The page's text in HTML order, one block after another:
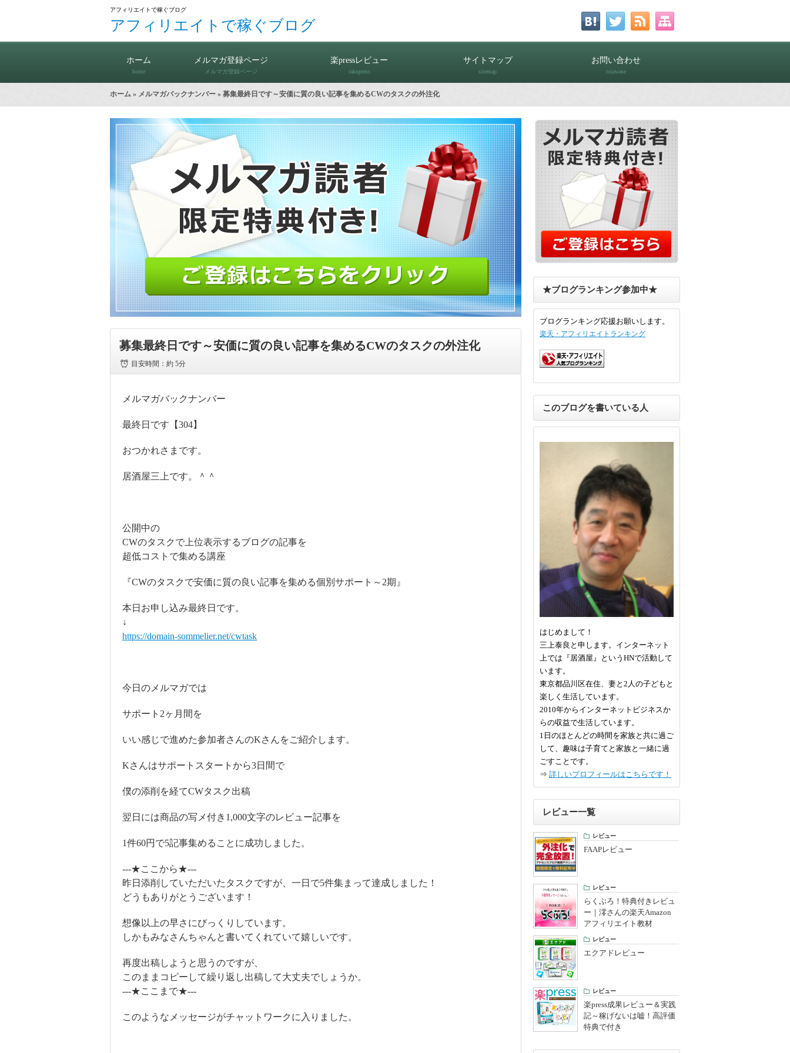
アフィリエイトで稼ぐブログ
アフィリエイトで稼ぐブログ
ホーム
home
メルマガ登録ページ
メルマガ登録ページ
楽pressレビュー
rakupress
サイトマップ
sitemap
お問い合わせ
toiawase
ホーム » メルマガバックナンバー » 募集最終日です～安価に質の良い記事を集めるCWのタスクの外注化
募集最終日です～安価に質の良い記事を集めるCWのタスクの外注化
目安時間：約 5分
メルマガバックナンバー
最終日です【304】
おつかれさまです。
居酒屋三上です。＾＾
公開中の
CWのタスクで上位表示するブログの記事を
超低コストで集める講座
『CWのタスクで安価に質の良い記事を集める個別サポート～2期』
本日お申し込み最終日です。
↓
https://domain-sommelier.net/cwtask
今日のメルマガでは
サポート2ヶ月間を
いい感じで進めた参加者さんのKさんをご紹介します。
Kさんはサポートスタートから3日間で
僕の添削を経てCWタスク出稿
翌日には商品の写メ付き1,000文字のレビュー記事を
1件60円で5記事集めることに成功しました。
---★ここから★---
昨日添削していただいたタスクですが、一日で5件集まって達成しました！
どうもありがとうございます！
想像以上の早さにびっくりしています。
しかもみなさんちゃんと書いてくれていて嬉しいです。
再度出稿しようと思うのですが、
このままコピーして繰り返し出稿して大丈夫でしょうか。
---★ここまで★---
このようなメッセージがチャットワークに入りました。
★ブログランキング参加中★
ブログランキング応援お願いします。
楽天・アフィリエイトランキング
このブログを書いている人
はじめまして！
三上泰良と申します。インターネット
上では『居酒屋』というHNで活動して
います。
東京都品川区在住、妻と2人の子どもと
楽しく生活しています。
2010年からインターネットビジネスか
らの収益で生活しています。
1日のほとんどの時間を家族と共に過ご
して、趣味は子育てと家族と一緒に過
ごすことです。
⇒ 詳しいプロフィールはこちらです！
レビュー一覧
レビュー
FAAPレビュー
レビュー
らくぶろ！特典付きレビュ
ー｜澪さんの楽天Amazon
アフィリエイト教材
レビュー
エクアドレビュー
レビュー
楽press成果レビュー＆実践
記～稼げないは嘘！高評価
特典で付き